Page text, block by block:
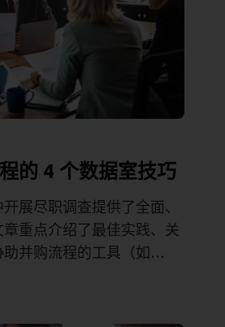
的 4 个数据室技巧
展尽职调查提供了全面、
重点介绍了最佳实践、关
并购流程的工具（如